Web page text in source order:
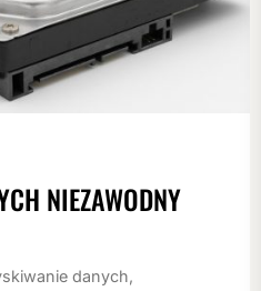
NIEZAWODNY
danych,